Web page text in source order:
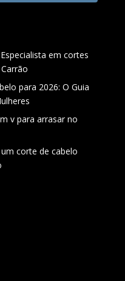
em cortes
para 2026: O Guia
v para arrasar no
corte de cabelo